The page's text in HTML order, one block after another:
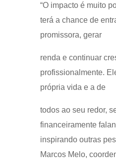
“O impacto é muito
terá a chance de
promissora, gerar
renda e continuar
profissionalmente.
própria vida e a de
todos ao seu redor,
financeiramente
inspirando outras
Marcos Melo,